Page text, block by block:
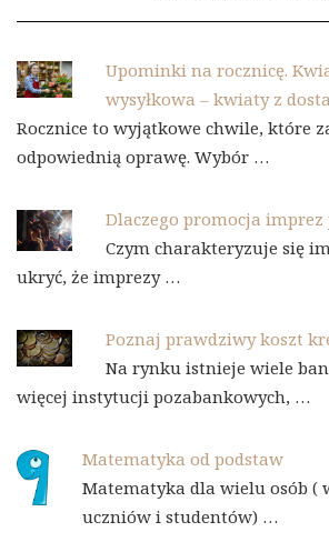
Upominki na rocznicę.
wysyłkowa – kwiaty z
Rocznice to wyjątkowe chwile, które
odpowiednią oprawę. Wybór …
Dlaczego promocja imprez
Czym charakteryzuje się
ukryć, że imprezy …
Poznaj prawdziwy koszt
Na rynku istnieje wiele
więcej instytucji pozabankowych, …
Matematyka od podstaw
Matematyka dla wielu osób (
uczniów i studentów) …